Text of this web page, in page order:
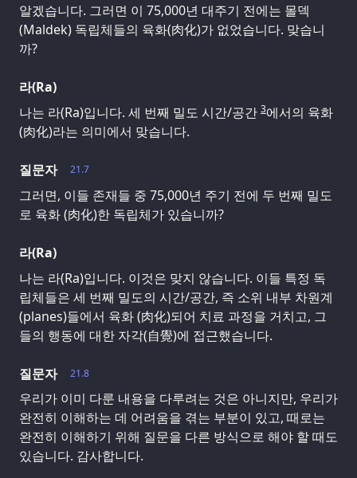
알겠습니다. 그러면 이 75,000년 대주기 전에는 몰덱
(Maldek) 독립체들의 육화(肉化)가 없었습니다. 맞습니
까?
라(Ra)
나는 라(Ra)입니다. 세 번째 밀도 시간/공간 3에서의 육화
(肉化)라는 의미에서 맞습니다.
21.7
질문자
그러면, 이들 존재들 중 75,000년 주기 전에 두 번째 밀도
로 육화 (肉化)한 독립체가 있습니까?
라(Ra)
나는 라(Ra)입니다. 이것은 맞지 않습니다. 이들 특정 독
립체들은 세 번째 밀도의 시간/공간, 즉 소위 내부 차원계
(planes)들에서 육화 (肉化)되어 치료 과정을 거치고, 그
들의 행동에 대한 자각(自覺)에 접근했습니다.
21.8
질문자
우리가 이미 다룬 내용을 다루려는 것은 아니지만, 우리가
완전히 이해하는 데 어려움을 겪는 부분이 있고, 때로는
완전히 이해하기 위해 질문을 다른 방식으로 해야 할 때도
있습니다. 감사합니다.